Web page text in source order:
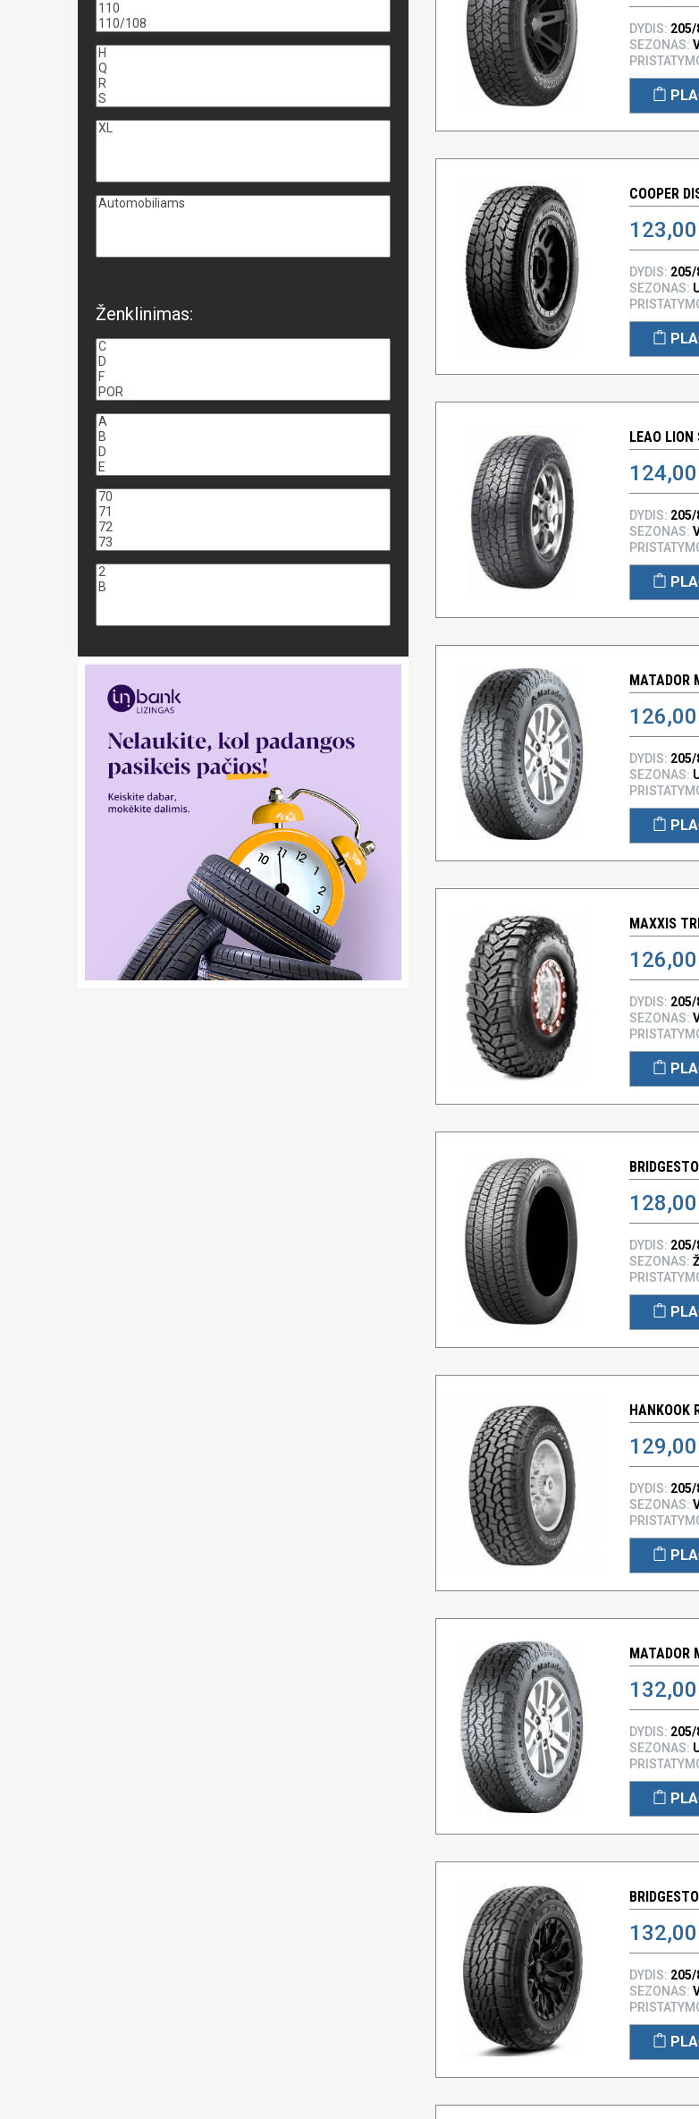
Ženklinimas:
DYDIS: 205/
SEZONAS:
COOPER
DYDIS: 205/
SEZONAS:
LEAO
DYDIS: 205/
SEZONAS:
MATADOR
DYDIS: 205/
SEZONAS:
MAXXIS
DYDIS: 205/
SEZONAS:
DYDIS: 205/
SEZONAS:
HANKOOK
DYDIS: 205/
SEZONAS:
MATADOR
DYDIS: 205/
SEZONAS:
DYDIS: 205/
SEZONAS: